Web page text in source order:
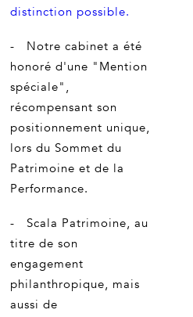
distinction possible.
- Notre cabinet a été
honoré d'une "Mention
spéciale",
récompensant son
positionnement unique,
lors du Sommet du
Patrimoine et de la
Performance.
- Scala Patrimoine, au
titre de son
engagement
philanthropique, mais
aussi de